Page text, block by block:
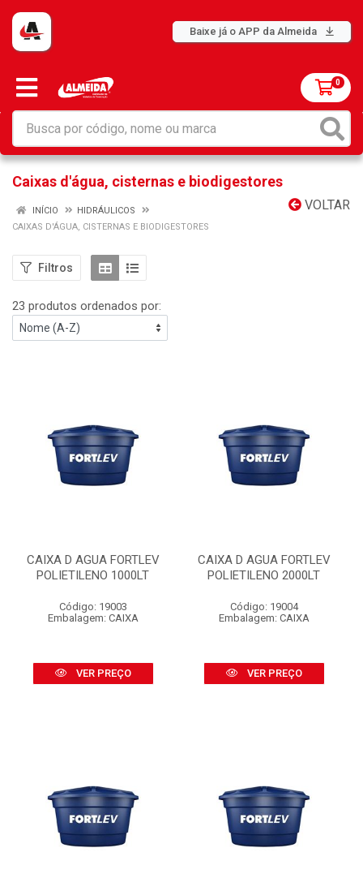
Baixe já o APP da Almeida
0
Caixas d'água, cisternas e biodigestores
VOLTAR
INÍCIO
HIDRÁULICOS
CAIXAS D'ÁGUA, CISTERNAS E BIODIGESTORES
Filtros
23 produtos ordenados por:
CAIXA D AGUA FORTLEV
POLIETILENO 1000LT
Código: 19003
Embalagem: CAIXA
VER PREÇO
CAIXA D AGUA FORTLEV
POLIETILENO 2000LT
Código: 19004
Embalagem: CAIXA
VER PREÇO